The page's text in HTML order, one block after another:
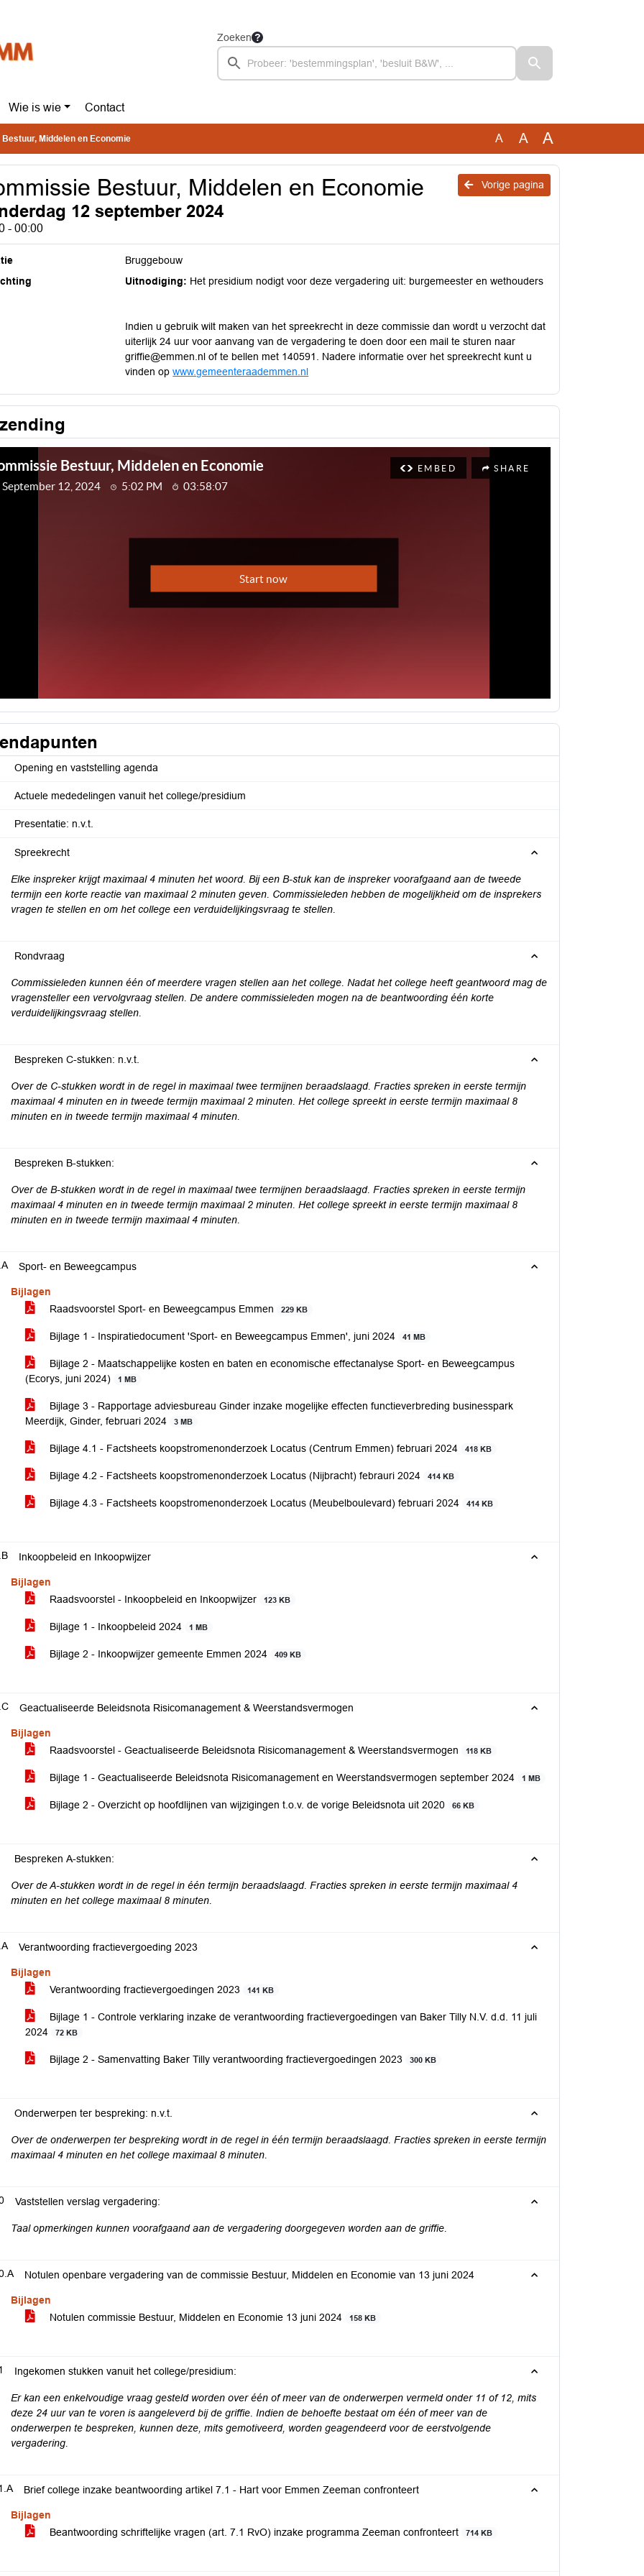
Zoeken
Wie is wie Contact
Middelen en Economie A A A
Vorige pagina
Bestuur, Middelen en Economie
12 september 2024
- 00:00
Bruggebouw
Uitnodiging: Het presidium nodigt voor deze vergadering uit: burgemeester en wethouders
Indien u gebruik wilt maken van het spreekrecht in deze commissie dan wordt u verzocht dat
uiterlijk 24 uur voor aanvang van de vergadering te doen door een mail te sturen naar
griffie@emmen.nl of te bellen met 140591. Nadere informatie over het spreekrecht kunt u
vinden opwww.gemeenteraademmen.nl
Opening en vaststelling agenda
Actuele mededelingen vanuit het college/presidium
Presentatie: n.v.t.
Spreekrecht
Elke inspreker krijgt maximaal 4 minuten het woord. Bij een B-stuk kan de inspreker voorafgaand aan de tweede
termijn een korte reactie van maximaal 2 minuten geven. Commissieleden hebben de mogelijkheid om de insprekers
vragen te stellen en om het college een verduidelijkingsvraag te stellen.
Rondvraag
Commissieleden kunnen één of meerdere vragen stellen aan het college. Nadat het college heeft geantwoord mag de
vragensteller een vervolgvraag stellen. De andere commissieleden mogen na de beantwoording één korte
verduidelijkingsvraag stellen.
Bespreken C-stukken: n.v.t.
Over de C-stukken wordt in de regel in maximaal twee termijnen beraadslaagd. Fracties spreken in eerste termijn
maximaal 4 minuten en in tweede termijn maximaal 2 minuten. Het college spreekt in eerste termijn maximaal 8
minuten en in tweede termijn maximaal 4 minuten.
Bespreken B-stukken:
Over de B-stukken wordt in de regel in maximaal twee termijnen beraadslaagd. Fracties spreken in eerste termijn
maximaal 4 minuten en in tweede termijn maximaal 2 minuten. Het college spreekt in eerste termijn maximaal 8
minuten en in tweede termijn maximaal 4 minuten.
Sport- en Beweegcampus
Bijlagen
Raadsvoorstel Sport- en Beweegcampus Emmen
229 KB
Bijlage 1 - Inspiratiedocument 'Sport- en Beweegcampus Emmen', juni 2024 41 MB
Bijlage 2 - Maatschappelijke kosten en baten en economische effectanalyse Sport- en Beweegcampus
(Ecorys, juni 2024)
1 MB
Bijlage 3 - Rapportage adviesbureau Ginder inzake mogelijke effecten functieverbreding businesspark
Meerdijk, Ginder, februari 2024
3 MB
Bijlage 4.1 - Factsheets koopstromenonderzoek Locatus (Centrum Emmen) februari 2024 418 KB
Bijlage 4.2 - Factsheets koopstromenonderzoek Locatus (Nijbracht) febrauri 2024 414 KB
Bijlage 4.3 - Factsheets koopstromenonderzoek Locatus (Meubelboulevard) februari 2024 414 KB
Inkoopbeleid en Inkoopwijzer
Bijlagen
Raadsvoorstel - Inkoopbeleid en Inkoopwijzer
123 KB
Bijlage 1 - Inkoopbeleid 2024 1 MB
Bijlage 2 - Inkoopwijzer gemeente Emmen 2024 409 KB
Geactualiseerde Beleidsnota Risicomanagement & Weerstandsvermogen
Bijlagen
Raadsvoorstel - Geactualiseerde Beleidsnota Risicomanagement & Weerstandsvermogen
118 KB
Bijlage 1 - Geactualiseerde Beleidsnota Risicomanagement en Weerstandsvermogen september 2024 1 MB
Bijlage 2 - Overzicht op hoofdlijnen van wijzigingen t.o.v. de vorige Beleidsnota uit 2020 66 KB
Bespreken A-stukken:
Over de A-stukken wordt in de regel in één termijn beraadslaagd. Fracties spreken in eerste termijn maximaal 4
minuten en het college maximaal 8 minuten.
Verantwoording fractievergoeding 2023
Bijlagen
Verantwoording fractievergoedingen 2023
141 KB
Bijlage 1 - Controle verklaring inzake de verantwoording fractievergoedingen van Baker Tilly N.V. d.d. 11 juli
2024
72 KB
Bijlage 2 - Samenvatting Baker Tilly verantwoording fractievergoedingen 2023 300 KB
Onderwerpen ter bespreking: n.v.t.
Over de onderwerpen ter bespreking wordt in de regel in één termijn beraadslaagd. Fracties spreken in eerste termijn
maximaal 4 minuten en het college maximaal 8 minuten.
Vaststellen verslag vergadering:
Taal opmerkingen kunnen voorafgaand aan de vergadering doorgegeven worden aan de griffie.
Notulen openbare vergadering van de commissie Bestuur, Middelen en Economie van 13 juni 2024
Bijlagen
Notulen commissie Bestuur, Middelen en Economie 13 juni 2024
158 KB
Ingekomen stukken vanuit het college/presidium:
Er kan een enkelvoudige vraag gesteld worden over één of meer van de onderwerpen vermeld onder 11 of 12, mits
deze 24 uur van te voren is aangeleverd bij de griffie. Indien de behoefte bestaat om één of meer van de
onderwerpen te bespreken, kunnen deze, mits gemotiveerd, worden geagendeerd voor de eerstvolgende
vergadering.
Brief college inzake beantwoording artikel 7.1 - Hart voor Emmen Zeeman confronteert
Bijlagen
Beantwoording schriftelijke vragen (art. 7.1 RvO) inzake programma Zeeman confronteert
714 KB